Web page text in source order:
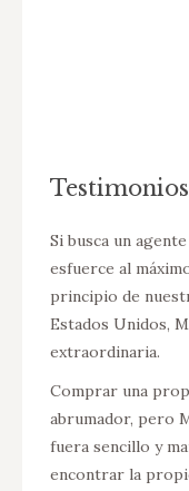
Testimonios
Si busca un
esfuerce al
principio de
Estados Unidos,
extraordinaria.
Comprar una
abrumador, pero
fuera sencillo y
encontrar la